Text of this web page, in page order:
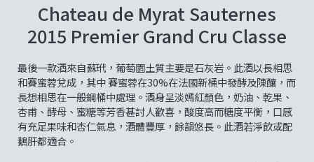
Chateau de Myrat Sauternes
2015 Premier Grand Cru Classe
最後一款酒來自蘇玳，葡萄園土質主要是石灰岩。此酒以長相思
和賽蜜蓉兌成，其中 賽蜜蓉在30%在法國新桶中發酵及陳釀，而
長想相思在一般鋼桶中處理。酒身呈淡嫣紅顏色，奶油、乾果、
杏甫、酵母、蜜糖等芳香甚討人歡喜，酸度高而糖度平衡，口感
有充足果味和杏仁氣息，酒體豐厚，餘韻悠長。此酒若淨飲或配
鵝肝都適合。